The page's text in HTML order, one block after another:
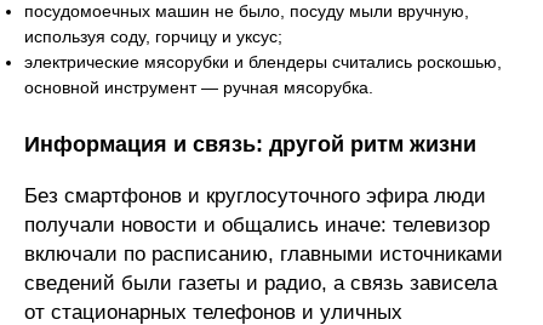
посудомоечных машин не было, посуду мыли вручную,
используя соду, горчицу и уксус;
электрические мясорубки и блендеры считались роскошью,
основной инструмент — ручная мясорубка.
Информация и связь: другой ритм жизни
Без смартфонов и круглосуточного эфира люди
получали новости и общались иначе: телевизор
включали по расписанию, главными источниками
сведений были газеты и радио, а связь зависела
от стационарных телефонов и уличных